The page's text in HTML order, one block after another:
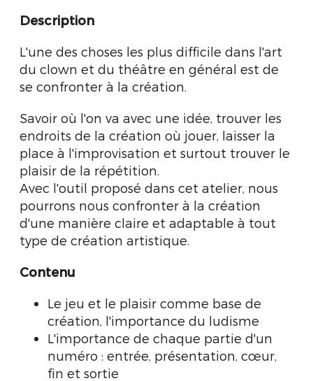
Description
L'une des choses les plus difficile dans l'art
du clown et du théâtre en général est de
se confronter à la création.
Savoir où l'on va avec une idée, trouver les
endroits de la création où jouer, laisser la
place à l'improvisation et surtout trouver le
plaisir de la répétition.
Avec l'outil proposé dans cet atelier, nous
pourrons nous confronter à la création
d'une manière claire et adaptable à tout
type de création artistique.
Contenu
Le jeu et le plaisir comme base de
création, l'importance du ludisme
L'importance de chaque partie d'un
numéro : entrée, présentation, cœur,
fin et sortie